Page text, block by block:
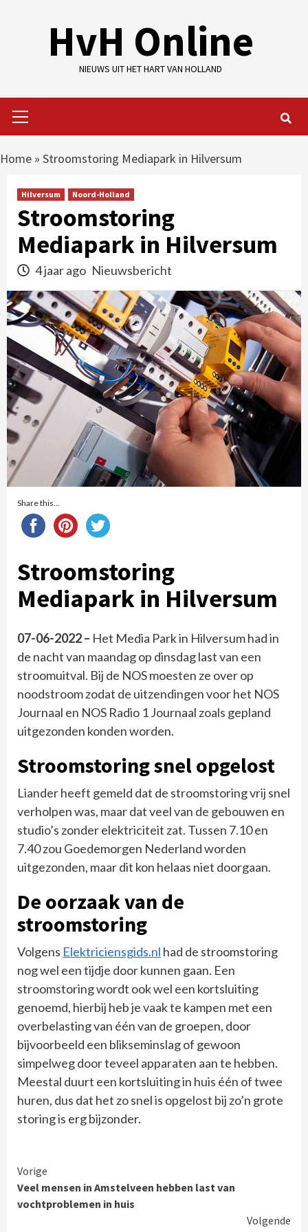
HvH Online
NIEUWS UIT HET HART VAN HOLLAND
Menu
Home » Stroomstoring Mediapark in Hilversum
Hilversum Noord-Holland
Stroomstoring
Mediapark in Hilversum
4 jaar ago Nieuwsbericht
Share this...
Stroomstoring
Mediapark in Hilversum
07-06-2022 – Het Media Park in Hilversum had in
de nacht van maandag op dinsdag last van een
stroomuitval. Bij de NOS moesten ze over op
noodstroom zodat de uitzendingen voor het NOS
Journaal en NOS Radio 1 Journaal zoals gepland
uitgezonden konden worden.
Stroomstoring snel opgelost
Liander heeft gemeld dat de stroomstoring vrij snel
verholpen was, maar dat veel van de gebouwen en
studio’s zonder elektriciteit zat. Tussen 7.10 en
7.40 zou Goedemorgen Nederland worden
uitgezonden, maar dit kon helaas niet doorgaan.
De oorzaak van de
stroomstoring
Volgens Elektriciensgids.nl had de stroomstoring
nog wel een tijdje door kunnen gaan. Een
stroomstoring wordt ook wel een kortsluiting
genoemd, hierbij heb je vaak te kampen met een
overbelasting van één van de groepen, door
bijvoorbeeld een blikseminslag of gewoon
simpelweg door teveel apparaten aan te hebben.
Meestal duurt een kortsluiting in huis één of twee
huren, dus dat het zo snel is opgelost bij zo’n grote
storing is erg bijzonder.
Continue
Reading
Vorige
Veel mensen in Amstelveen hebben last van
vochtproblemen in huis
Volgende